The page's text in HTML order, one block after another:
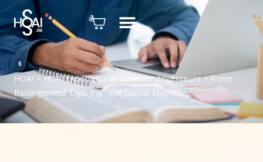
HOAI > HOAI Experten> Architekten/Ingenieure>Freier
Bauingenieur Dipl. Ing. (FH) Daniel Muelenz